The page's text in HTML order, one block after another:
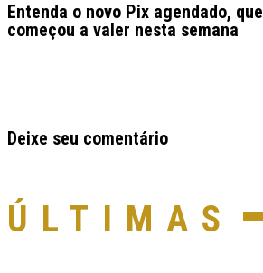
Entenda o novo Pix agendado, que
começou a valer nesta semana
Deixe seu comentário
ÚLTIMAS